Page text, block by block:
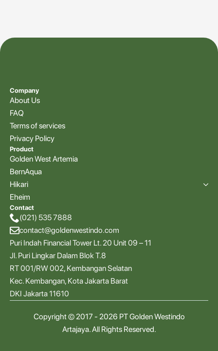
Company
About Us
FAQ
Terms of services
Privacy Policy
Product
Golden West Artemia
BernAqua
Hikari
Eheim
Contact
(021) 535 7888
contact@goldenwestindo.com
Puri Indah Financial Tower Lt. 20 Unit 09 – 11
Jl. Puri Lingkar Dalam Blok T.8
RT 001/RW 002, Kembangan Selatan
Kec. Kembangan, Kota Jakarta Barat
DKI Jakarta 11610
Copyright © 2017 - 2026 PT Golden Westindo
Artajaya. All Rights Reserved.